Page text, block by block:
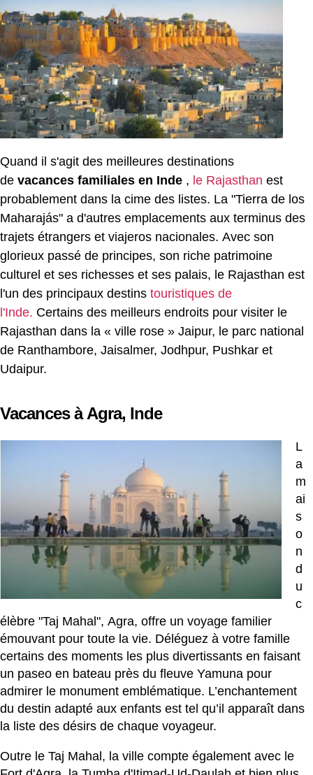
Quand il s'agit des meilleures destinations
de vacances familiales en Inde , le Rajasthan est
probablement dans la cime des listes. La "Tierra de los
Maharajás" a d'autres emplacements aux terminus des
trajets étrangers et viajeros nacionales. Avec son
glorieux passé de principes, son riche patrimoine
culturel et ses richesses et ses palais, le Rajasthan est
l'un des principaux destins touristiques de
l'Inde. Certains des meilleurs endroits pour visiter le
Rajasthan dans la « ville rose » Jaipur, le parc national
de Ranthambore, Jaisalmer, Jodhpur, Pushkar et
Udaipur.
Vacances àAgra, Inde
L
a
m
ai
s
o
n
d
u
c
élèbre "Taj Mahal", Agra, offre un voyage familier
émouvant pour toute la vie. Déléguez à votre famille
certains des moments les plus divertissants en faisant
un paseo en bateau près du fleuve Yamuna pour
admirer le monument emblématique. L’enchantement
du destin adapté aux enfants est tel qu’il apparaît dans
la liste des désirs de chaque voyageur.
Outre le Taj Mahal, la ville compte également avec le